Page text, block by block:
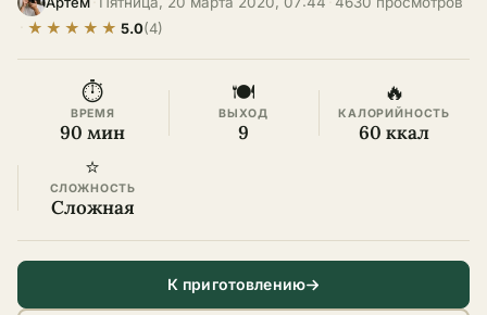
★ ★ ★ ★ ★ 5.0(4)
⏱
ВРЕМЯ
90 мин
🍽
ВЫХОД
9
🔥
КАЛОРИЙНОСТЬ
60 ккал
⭐
СЛОЖНОСТЬ
Сложная
К приготовлению